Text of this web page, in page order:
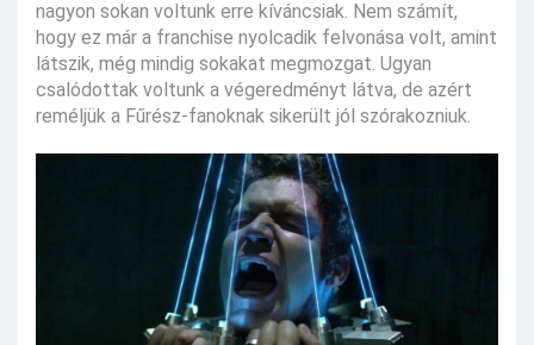
nagyon sokan voltunk erre kíváncsiak. Nem számít,
hogy ez már a franchise nyolcadik felvonása volt, amint
látszik, még mindig sokakat megmozgat. Ugyan
csalódottak voltunk a végeredményt látva, de azért
reméljük a Fűrész-fanoknak sikerült jól szórakozniuk.